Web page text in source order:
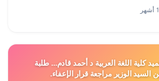
كلية اللغة العربية د أحمد قادم... طلبة
السيد الوزير مراجعة قرار الإعفاء.